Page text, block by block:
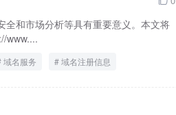
全和市场分析等具有重要意义。本文将
www....
域名服务
域名注册信息